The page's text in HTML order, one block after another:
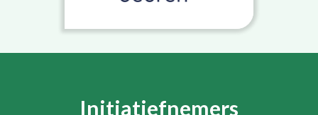
Initiatiefnemers